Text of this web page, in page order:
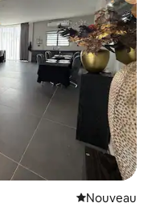
Nouvel
Nouveau